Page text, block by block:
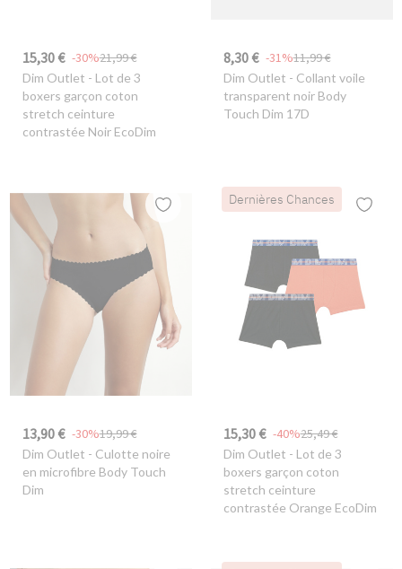
15,30 € 21,99 €
-30%
Dim Outlet - Lot de 3
boxers garçon coton
stretch ceinture
contrastée Noir EcoDim
8,30 € 11,99 €
-31%
Dim Outlet - Collant voile
transparent noir Body
Touch Dim 17D
13,90 € 19,99 €
-30%
Dim Outlet - Culotte noire
en microfibre Body Touch
Dim
Dernières Chances
15,30 € 25,49 €
-40%
Dim Outlet - Lot de 3
boxers garçon coton
stretch ceinture
contrastée Orange EcoDim